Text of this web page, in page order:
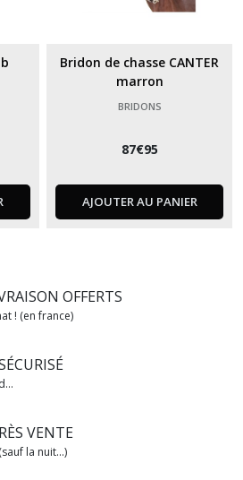
Bridon de chasse CANTER
marron
BRIDONS
87€95
AJOUTER AU PANIER
OFFERTS
! (en france)
VENTE
la nuit...)